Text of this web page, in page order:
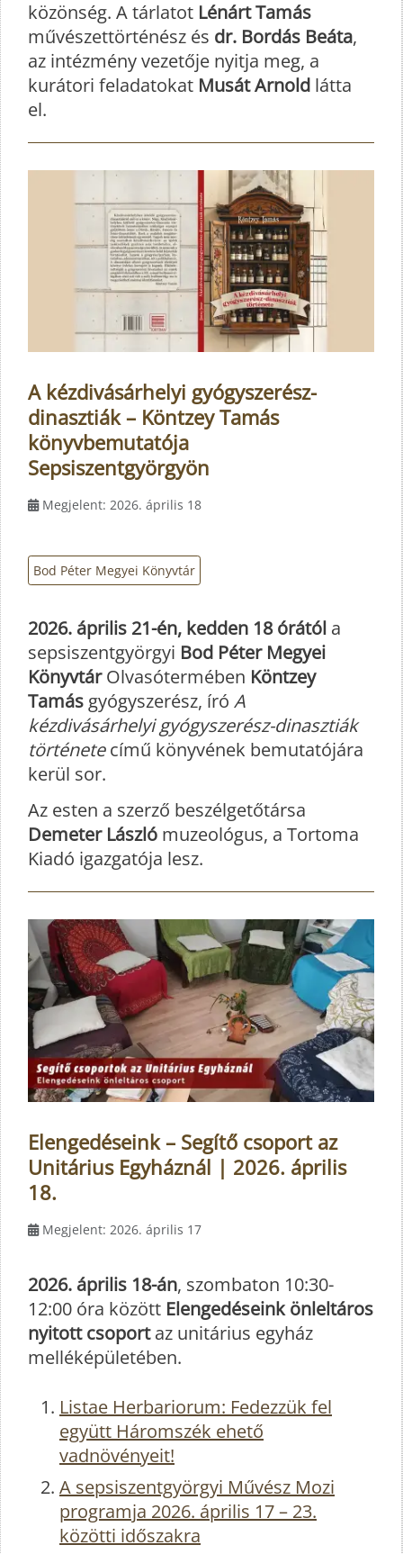
közönség. A tárlatot Lénárt Tamás
művészettörténész és dr. Bordás Beáta,
az intézmény vezetője nyitja meg, a
kurátori feladatokat Musát Arnold látta
el.
A kézdivásárhelyi gyógyszerész-
dinasztiák – Köntzey Tamás
könyvbemutatója
Sepsiszentgyörgyön
Megjelent: 2026. április 18
Bod Péter Megyei Könyvtár
2026. április 21-én, kedden 18 órától a
sepsiszentgyörgyi Bod Péter Megyei
KönyvtárOlvasótermében Köntzey
Tamás gyógyszerész, író A
kézdivásárhelyi gyógyszerész-dinasztiák
történetecímű könyvének bemutatójára
kerül sor.
Az esten a szerző beszélgetőtársa
Demeter László muzeológus, a Tortoma
Kiadó igazgatója lesz.
Elengedéseink – Segítő csoport az
Unitárius Egyháznál | 2026. április
18.
Megjelent: 2026. április 17
2026. április 18-án, szombaton 10:30-
12:00 óra között Elengedéseink önleltáros
nyitott csoportaz unitárius egyház
melléképületében.
Listae Herbariorum: Fedezzük fel
együtt Háromszék ehető
vadnövényeit!
A sepsiszentgyörgyi Művész Mozi
programja 2026. április 17 – 23.
közötti időszakra